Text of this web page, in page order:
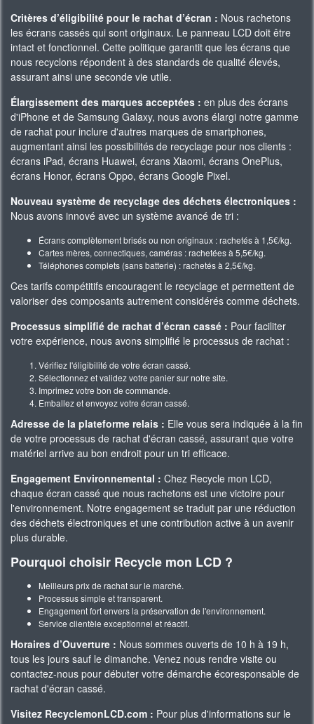
Critères d’éligibilité pour le rachat d’écran : Nous rachetons
les écrans cassés qui sont originaux. Le panneau LCD doit être
intact et fonctionnel. Cette politique garantit que les écrans que
nous recyclons répondent à des standards de qualité élevés,
assurant ainsi une seconde vie utile.
Élargissement des marques acceptées : en plus des écrans
d'iPhone et de Samsung Galaxy, nous avons élargi notre gamme
de rachat pour inclure d'autres marques de smartphones,
augmentant ainsi les possibilités de recyclage pour nos clients :
écrans iPad, écrans Huawei, écrans Xiaomi, écrans OnePlus,
écrans Honor, écrans Oppo, écrans Google Pixel.
Nouveau système de recyclage des déchets électroniques :
Nous avons innové avec un système avancé de tri :
Écrans complètement brisés ou non originaux : rachetés à 1,5€/kg.
Cartes mères, connectiques, caméras : rachetées à 5,5€/kg.
Téléphones complets (sans batterie) : rachetés à 2,5€/kg.
Ces tarifs compétitifs encouragent le recyclage et permettent de
valoriser des composants autrement considérés comme déchets.
Processus simplifié de rachat d’écran cassé : Pour faciliter
votre expérience, nous avons simplifié le processus de rachat :
Vérifiez l'éligibilité de votre écran cassé.
Sélectionnez et validez votre panier sur notre site.
Imprimez votre bon de commande.
Emballez et envoyez votre écran cassé.
Adresse de la plateforme relais : Elle vous sera indiquée à la fin
de votre processus de rachat d'écran cassé, assurant que votre
matériel arrive au bon endroit pour un tri efficace.
Engagement Environnemental : Chez Recycle mon LCD,
chaque écran cassé que nous rachetons est une victoire pour
l'environnement. Notre engagement se traduit par une réduction
des déchets électroniques et une contribution active à un avenir
plus durable.
Pourquoi choisir Recycle mon LCD ?
Meilleurs prix de rachat sur le marché.
Processus simple et transparent.
Engagement fort envers la préservation de l'environnement.
Service clientèle exceptionnel et réactif.
Horaires d’Ouverture : Nous sommes ouverts de 10 h à 19 h,
tous les jours sauf le dimanche. Venez nous rendre visite ou
contactez-nous pour débuter votre démarche écoresponsable de
rachat d'écran cassé.
Visitez RecyclemonLCD.com : Pour plus d'informations sur le